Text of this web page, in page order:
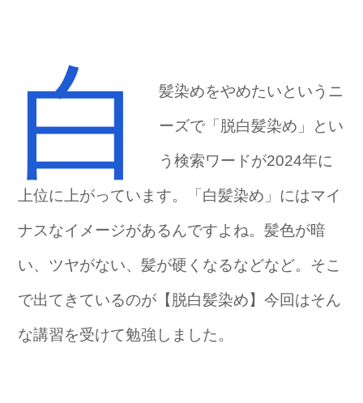
白 髪染めをやめたいというニ
ーズで「脱白髪染め」とい
う検索ワードが2024年に
上位に上がっています。「白髪染め」にはマイ
ナスなイメージがあるんですよね。髪色が暗
い、ツヤがない、髪が硬くなるなどなど。そこ
で出てきているのが【脱白髪染め】今回はそん
な講習を受けて勉強しました。